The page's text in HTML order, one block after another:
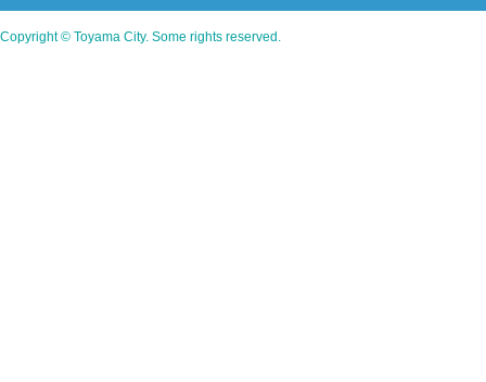
Copyright © Toyama City. Some rights reserved.